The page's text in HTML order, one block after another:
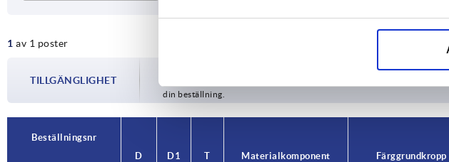
21 10
1 av 1 poster
TILLGÄNGLIGHET
din beställning.
Beställningsnr
D
D1 T Material komponent Färg grundkropp